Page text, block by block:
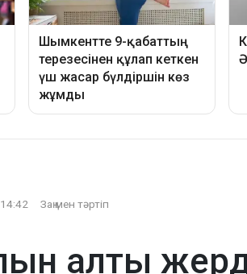
Заң мен тәртіп
алты